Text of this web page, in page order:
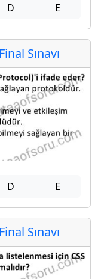
D E
Sınavı
D E
Sınavı